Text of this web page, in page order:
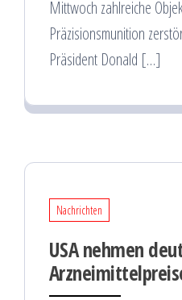
Mittwoch zahlreiche
Präzisionsmunition
Präsident Donald […]
Nachrichten
USA nehmen